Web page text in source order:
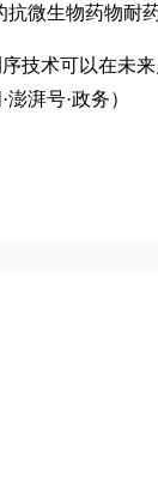
微生物药物耐药
技术可以在未
湃号·政务）